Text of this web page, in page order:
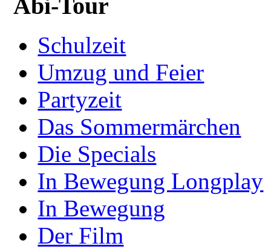
Abi-Tour
Schulzeit
Umzug und Feier
Partyzeit
Das Sommermärchen
Die Specials
In Bewegung Longplay
In Bewegung
Der Film